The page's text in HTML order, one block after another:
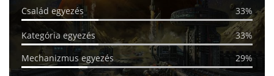
Család egyezés 33%
Kategória egyezés
33%
Mechanizmus egyezés
29%